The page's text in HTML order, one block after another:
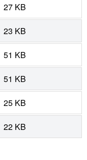
27 KB
23 KB
51 KB
51 KB
25 KB
22 KB